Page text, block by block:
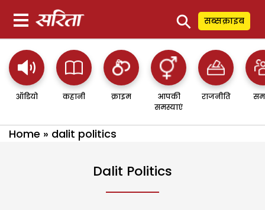
⚲ सब्सक्राइब
ऑडियो कहानी क्राइम
आपकी
समस्याएं
राजनीति
Home » dalit politics
Dalit Politics